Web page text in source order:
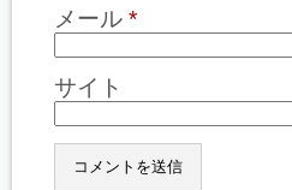
メール *
サイト